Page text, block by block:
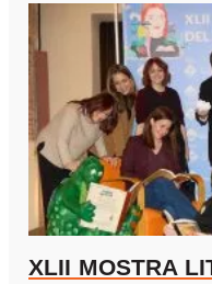
XLII MOSTRA